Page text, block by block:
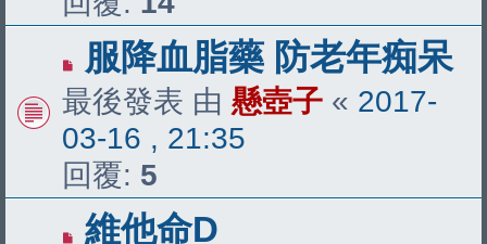
服降血脂藥 防老年痴呆
最後發表 由 懸壺子 « 2017-
03-16 , 21:35
回覆: 5
維他命D